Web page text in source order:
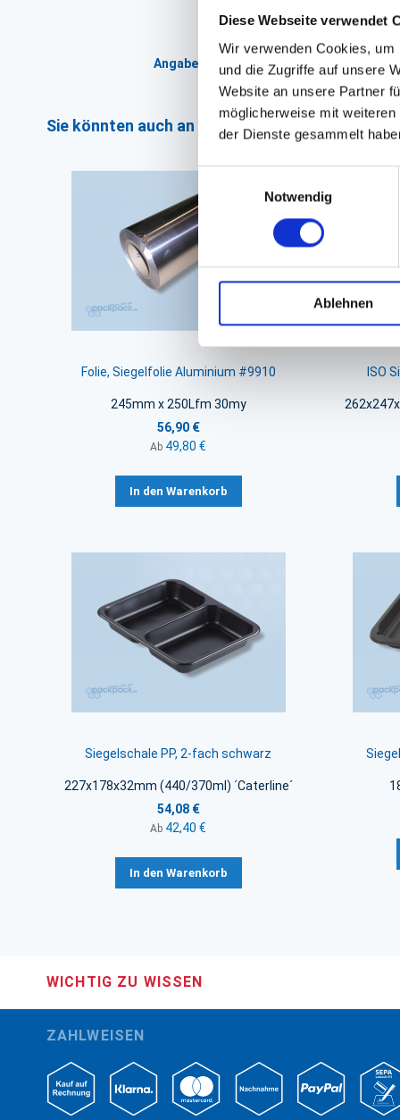
Diese Webseite verwendet
Wir verwenden Cookies,
und die Zugriffe auf unsere
Website an unsere Partner
möglicherweise mit
der Dienste gesammelt
Einwilligungsauswahl
Notwendig
Ablehnen
Angaben zur Informationspflichten der
Sie könnten auch an folgenden Artikeln
Folie, Siegelfolie Aluminium #9910
245mm x 250Lfm 30my
56,90 €
Ab 49,80 €
In den Warenkorb
ISO
Siegelschale PP, 2-fach schwarz
227x178x32mm (440/370ml) ´Caterline´
54,08 €
Ab 42,40 €
In den Warenkorb
WICHTIG ZU WISSEN
ZAHLWEISEN